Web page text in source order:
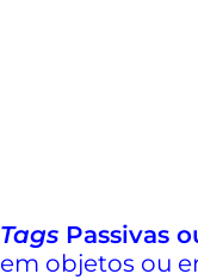
Tags Passivas
em objetos ou